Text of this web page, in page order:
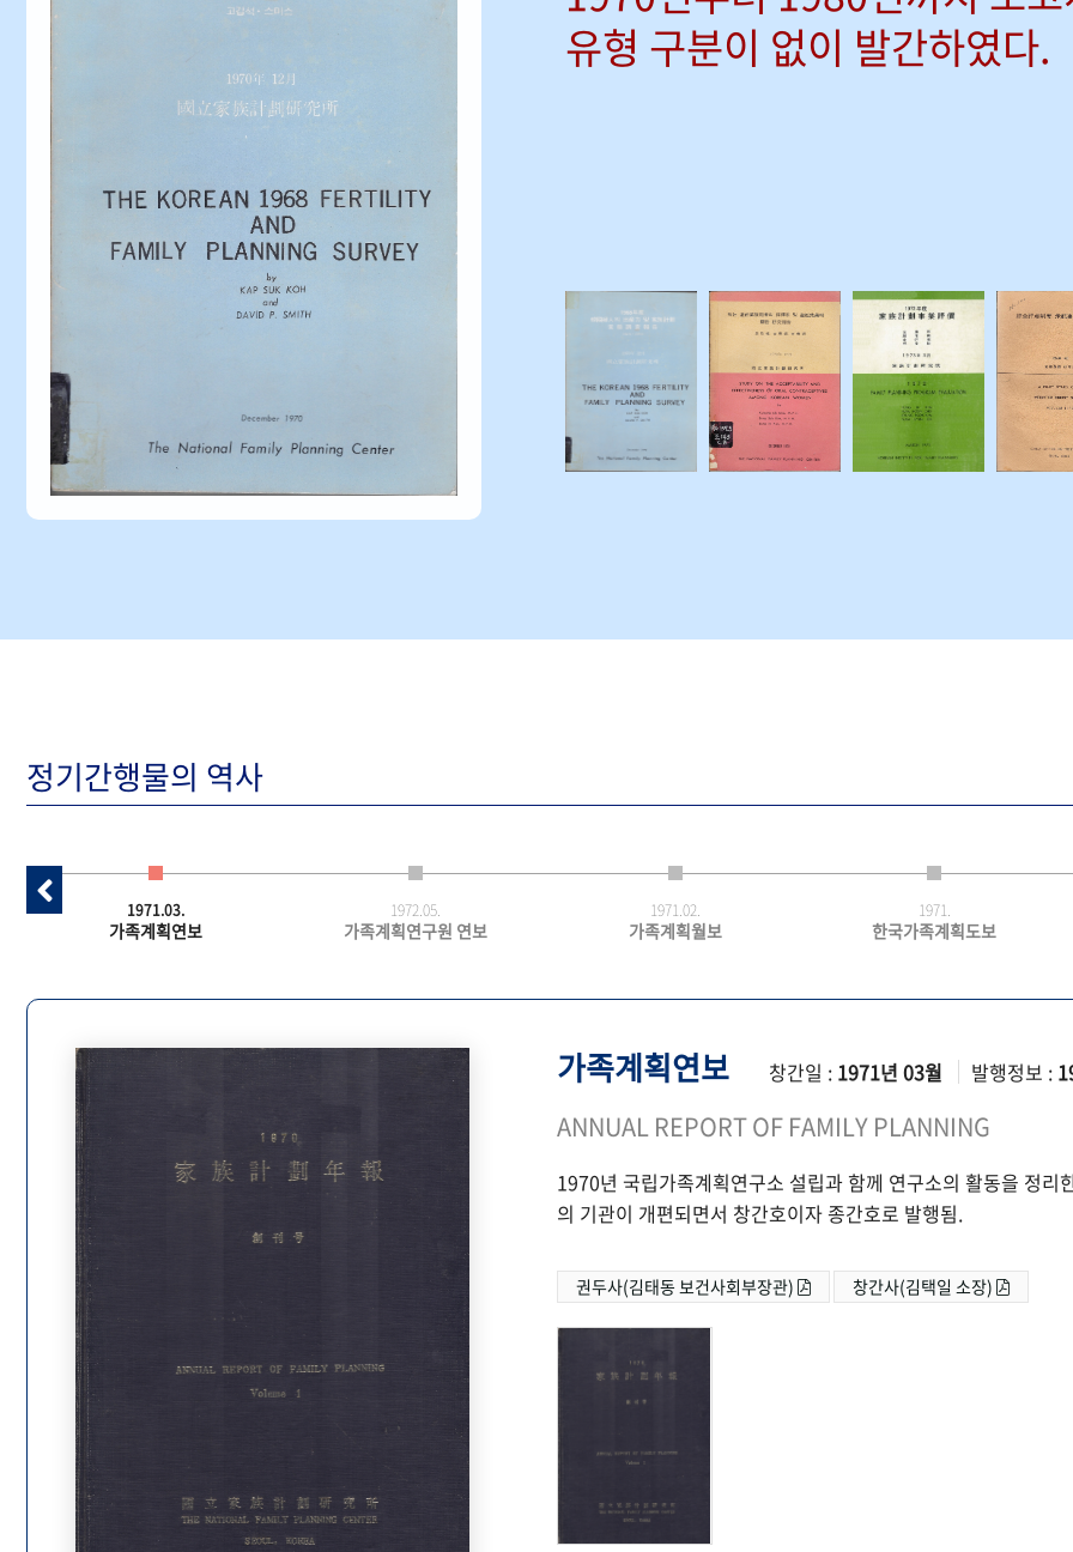
유형 구분이 없이 발간하였다.
정기간행물의 역사
1971.03.
가족계획연보
1972.05.
가족계획연구원 연보
1971.02.
가족계획월보
1971.
한국가족계획도보
가족계획연보 창간일 : 1971년 03월 발행정보 :
ANNUAL REPORT OF FAMILY PLANNING
1970년 국립가족계획연구소 설립과 함께 연구소의 활동을 정
의 기관이 개편되면서 창간호이자 종간호로 발행됨.
권두사(김태동 보건사회부장관) 창간사(김택일 소장)